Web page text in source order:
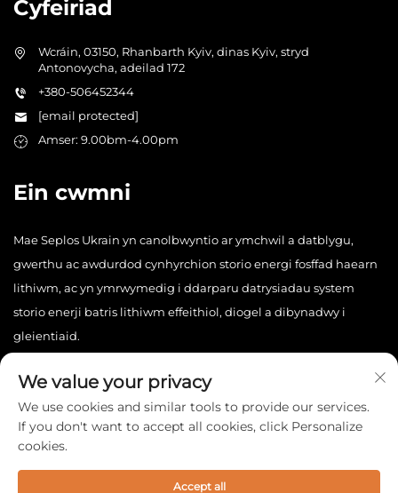
Cyfeiriad
Wcráin, 03150, Rhanbarth Kyiv, dinas Kyiv, stryd
Antonovycha, adeilad 172
+380-506452344
[email protected]
Amser: 9.00bm-4.00pm
Ein cwmni
Mae Seplos Ukrain yn canolbwyntio ar ymchwil a datblygu,
gwerthu ac awdurdod cynhyrchion storio energi fosffad haearn
lithiwm, ac yn ymrwymedig i ddarparu datrysiadau system
storio enerji batris lithiwm effeithiol, diogel a dibynadwy i
gleientiaid.
Hawlfraint © 2025 China Seplos Ukrain Technology Co., Ltd.
Cedwir pob hawl. - Polisi Preifatrwydd
We value your privacy
We use cookies and similar tools to provide our services.
If you don't want to accept all cookies, click Personalize
cookies.
Accept all